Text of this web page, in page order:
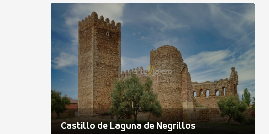
Castillo de Laguna de Negrillos